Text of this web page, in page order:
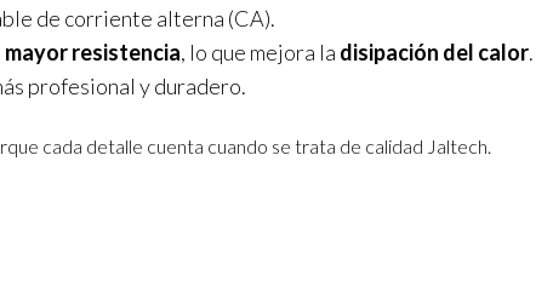
de corriente alterna (CA).
mayor resistencia, lo que mejora la disipación del calor.
profesional y duradero.
cada detalle cuenta cuando se trata de calidad Jaltech.